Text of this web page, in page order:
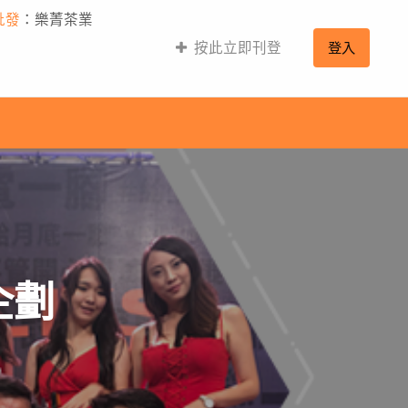
發 ：樂菁茶業
按此立即刊登
登入
劃